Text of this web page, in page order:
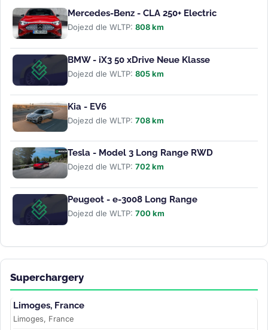
Mercedes-Benz - CLA 250+ Electric
Dojezd dle WLTP: 808 km
BMW - iX3 50 xDrive Neue Klasse
Dojezd dle WLTP: 805 km
Kia - EV6
Dojezd dle WLTP: 708 km
Tesla - Model 3 Long Range RWD
Dojezd dle WLTP: 702 km
Peugeot - e-3008 Long Range
Dojezd dle WLTP: 700 km
Superchargery
Limoges, France
Limoges, France